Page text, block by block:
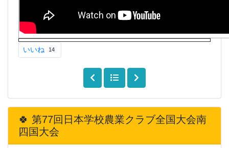
🍀 第77回日本学校農業クラブ全国大会南
四国大会
いいね 14